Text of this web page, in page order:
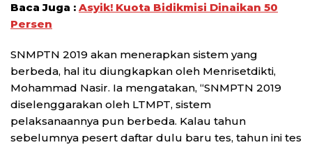
Baca Juga : Asyik! Kuota Bidikmisi Dinaikan 50
Persen
SNMPTN 2019 akan menerapkan sistem yang
berbeda, hal itu diungkapkan oleh Menrisetdikti,
Mohammad Nasir. Ia mengatakan, “SNMPTN 2019
diselenggarakan oleh LTMPT, sistem
pelaksanaannya pun berbeda. Kalau tahun
sebelumnya pesert daftar dulu baru tes, tahun ini tes